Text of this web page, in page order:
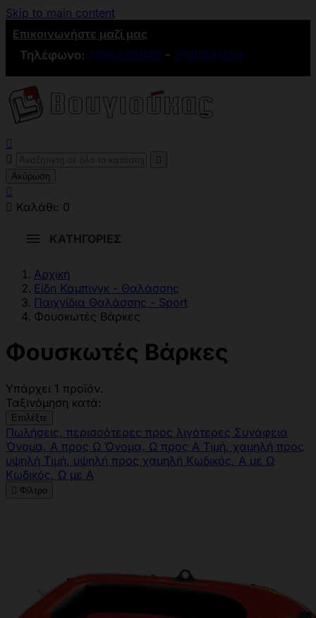
Skip to main content
Επικοινωνήστε μαζί μας
Τηλέφωνο: 2109836846 - 2109881501



Ακύρωση

 Καλάθι: 0
ΚΑΤΗΓΟΡΊΕΣ
Αρχική
Είδη Καμπινγκ - Θαλάσσης
Παιχνίδια Θαλάσσης - Sport
Φουσκωτές Βάρκες
Φουσκωτές Βάρκες
Υπάρχει 1 προϊόν.
Ταξινόμηση κατά:
Επιλέξτε
Πωλήσεις, περισσότερες προς λιγότερες Συνάφεια
Όνομα, Α προς Ω Όνομα, Ω προς Α Τιμή, χαμηλή προς
υψηλή Τιμή, υψηλή προς χαμηλή Κωδικός, Α με Ω
Κωδικός, Ω με Α
 Φίλτρο